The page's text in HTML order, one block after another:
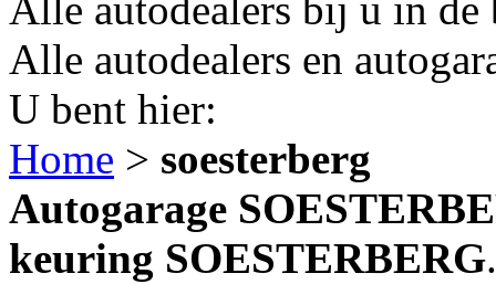
Alle autodealers en
U bent hier:
Home > soesterberg
Autogarage
keuring SOESTERBERG.